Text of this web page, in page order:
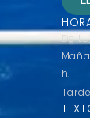
De
h.